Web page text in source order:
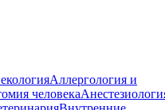
Аллергология и
человека